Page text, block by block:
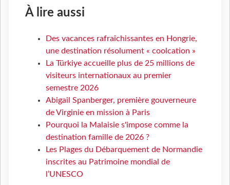
À lire aussi
Des vacances rafraîchissantes en Hongrie,
une destination résolument « coolcation »
La Türkiye accueille plus de 25 millions de
visiteurs internationaux au premier
semestre 2026
Abigail Spanberger, première gouverneure
de Virginie en mission à Paris
Pourquoi la Malaisie s'impose comme la
destination famille de 2026 ?
Les Plages du Débarquement de Normandie
inscrites au Patrimoine mondial de
l’UNESCO